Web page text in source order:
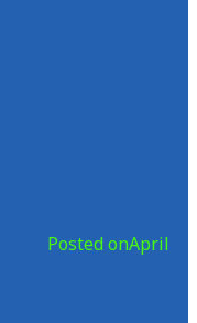
Posted onApril